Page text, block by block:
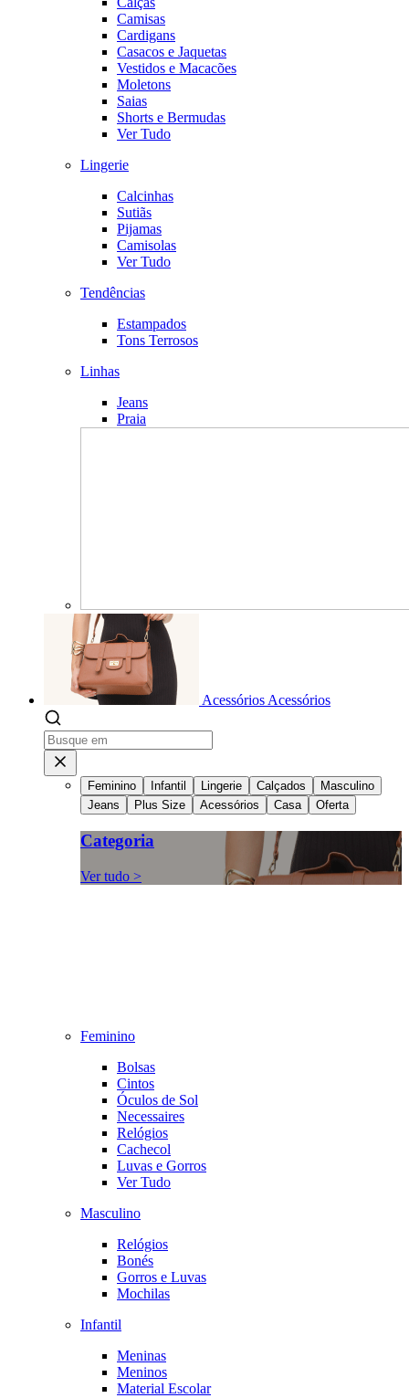
Camisas
Cardigans
Casacos e Jaquetas
Vestidos e Macacões
Moletons
Saias
Shorts e Bermudas
Ver Tudo
Lingerie
Calcinhas
Sutiãs
Pijamas
Camisolas
Ver Tudo
Tendências
Estampados
Tons Terrosos
Linhas
Jeans
Praia
Acessórios Acessórios
Feminino Infantil Lingerie Calçados
Masculino
Jeans
Plus Size Acessórios Casa Oferta
Categoria
Ver tudo >
Feminino
Bolsas
Cintos
Óculos de Sol
Necessaires
Relógios
Cachecol
Luvas e Gorros
Ver Tudo
Masculino
Relógios
Bonés
Gorros e Luvas
Mochilas
Infantil
Meninas
Meninos
Material Escolar